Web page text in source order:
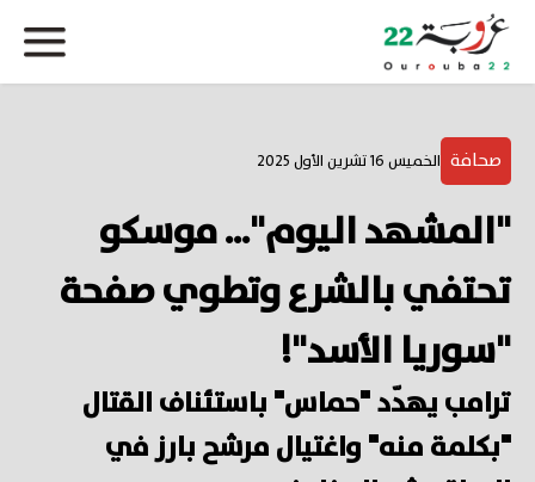
صحافة الخميس 16 تشرين الأول 2025
"المشهد اليوم"... موسكو
تحتفي بالشرع وتطوي صفحة
"سوريا الأسد"!
ترامب يهدّد "حماس" باستئناف القتال
"بكلمة منه" واغتيال مرشح بارز في